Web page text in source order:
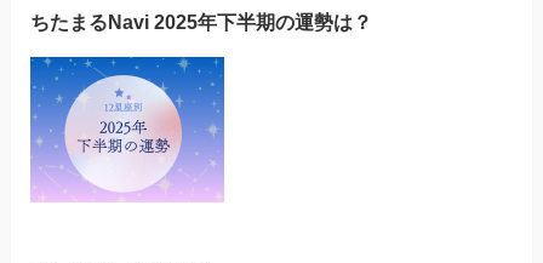
ちたまるNavi 2025年下半期の運勢は？